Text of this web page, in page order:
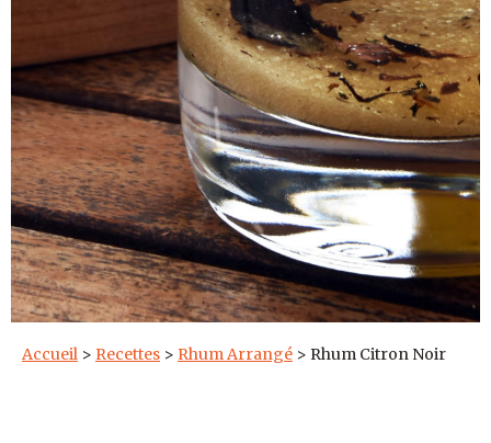
Accueil > Recettes > Rhum Arrangé > Rhum Citron Noir